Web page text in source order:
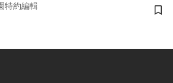
特約編輯
儲